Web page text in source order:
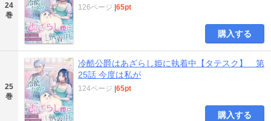
24
巻
126ページ |65pt
購入する
25
巻
冷酷公爵はあざらし姫に執着中【タテスク】 第
25話 今度は私が
124ページ |65pt
購入する